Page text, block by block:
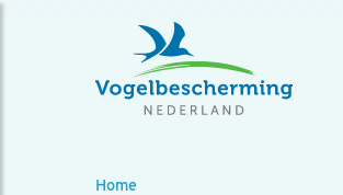
Home